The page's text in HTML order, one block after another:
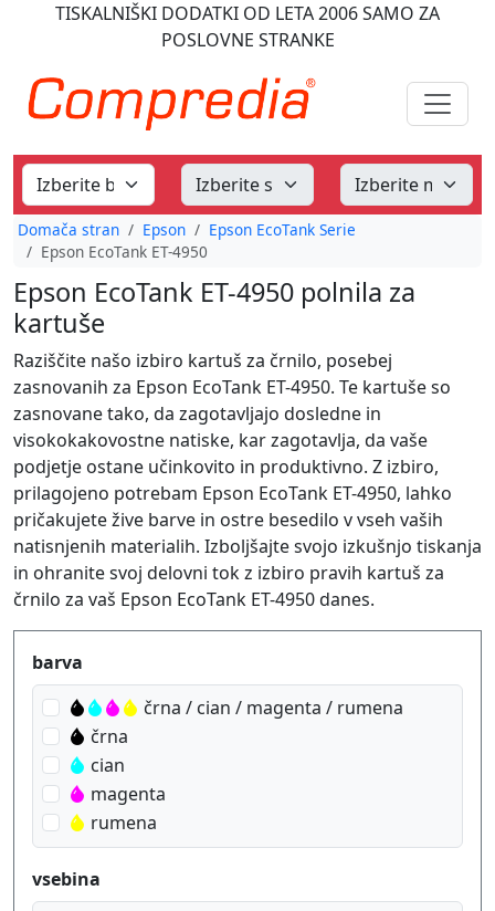
TISKALNIŠKI DODATKI OD LETA 2006SAMO ZA
POSLOVNE STRANKE
Domača stran Epson
Epson EcoTank Serie
Epson EcoTank ET-4950
Epson EcoTank ET-4950 polnila za
kartuše
Raziščite našo izbiro kartuš za črnilo, posebej
zasnovanih za Epson EcoTank ET-4950. Te kartuše so
zasnovane tako, da zagotavljajo dosledne in
visokokakovostne natiske, kar zagotavlja, da vaše
podjetje ostane učinkovito in produktivno. Z izbiro,
prilagojeno potrebam Epson EcoTank ET-4950, lahko
pričakujete žive barve in ostre besedilo v vseh vaših
natisnjenih materialih. Izboljšajte svojo izkušnjo tiskanja
in ohranite svoj delovni tok z izbiro pravih kartuš za
črnilo za vaš Epson EcoTank ET-4950 danes.
Produktfilter
barva
črna / cian / magenta / rumena
črna
cian
magenta
rumena
vsebina